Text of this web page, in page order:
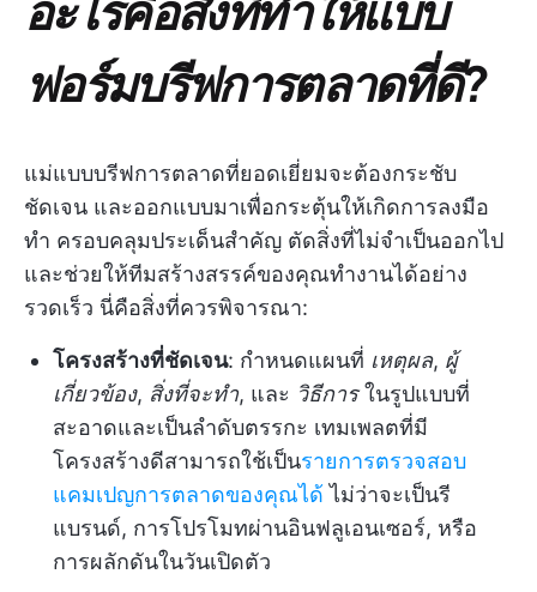
ฟอร์มบรีฟการตลาดที่ดี?
แม่แบบบรีฟการตลาดที่ยอดเยี่ยมจะต้องกระชับ
ชัดเจน และออกแบบมาเพื่อกระตุ้นให้เกิดการลงมือ
ทำ ครอบคลุมประเด็นสำคัญ ตัดสิ่งที่ไม่จำเป็นออกไป
และช่วยให้ทีมสร้างสรรค์ของคุณทำงานได้อย่าง
รวดเร็ว นี่คือสิ่งที่ควรพิจารณา:
โครงสร้างที่ชัดเจน: กำหนดแผนที่ เหตุผล, ผู้
เกี่ยวข้อง, สิ่งที่จะทำ, และ วิธีการในรูปแบบที่
สะอาดและเป็นลำดับตรรกะ เทมเพลตที่มี
โครงสร้างดีสามารถใช้เป็นรายการตรวจสอบ
แคมเปญการตลาดของคุณได้ ไม่ว่าจะเป็นรี
แบรนด์, การโปรโมทผ่านอินฟลูเอนเซอร์, หรือ
การผลักดันในวันเปิดตัว